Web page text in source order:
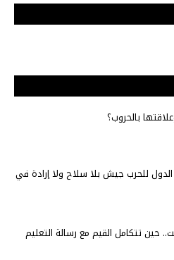
بالحروب؟
الدول للحرب جيش بلا سلاح ولا إرادة في
حين تتكامل القيم مع رسالة التعليم